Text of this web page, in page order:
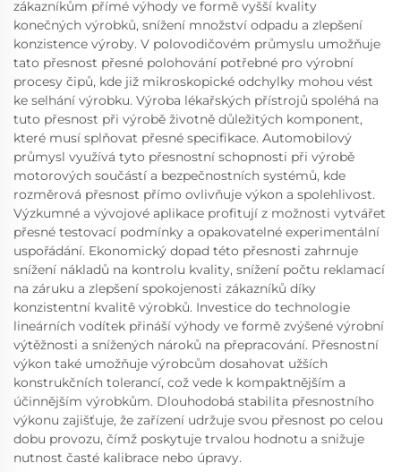
zákazníkům přímé výhody ve formě vyšší kvality
konečných výrobků, snížení množství odpadu a zlepšení
konzistence výroby. V polovodičovém průmyslu umožňuje
tato přesnost přesné polohování potřebné pro výrobní
procesy čipů, kde již mikroskopické odchylky mohou vést
ke selhání výrobku. Výroba lékařských přístrojů spoléhá na
tuto přesnost při výrobě životně důležitých komponent,
které musí splňovat přesné specifikace. Automobilový
průmysl využívá tyto přesnostní schopnosti při výrobě
motorových součástí a bezpečnostních systémů, kde
rozměrová přesnost přímo ovlivňuje výkon a spolehlivost.
Výzkumné a vývojové aplikace profitují z možnosti vytvářet
přesné testovací podmínky a opakovatelné experimentální
uspořádání. Ekonomický dopad této přesnosti zahrnuje
snížení nákladů na kontrolu kvality, snížení počtu reklamací
na záruku a zlepšení spokojenosti zákazníků díky
konzistentní kvalitě výrobků. Investice do technologie
lineárních vodítek přináší výhody ve formě zvýšené výrobní
výtěžnosti a snížených nároků na přepracování. Přesnostní
výkon také umožňuje výrobcům dosahovat užších
konstrukčních tolerancí, což vede k kompaktnějším a
účinnějším výrobkům. Dlouhodobá stabilita přesnostního
výkonu zajišťuje, že zařízení udržuje svou přesnost po celou
dobu provozu, čímž poskytuje trvalou hodnotu a snižuje
nutnost časté kalibrace nebo úpravy.